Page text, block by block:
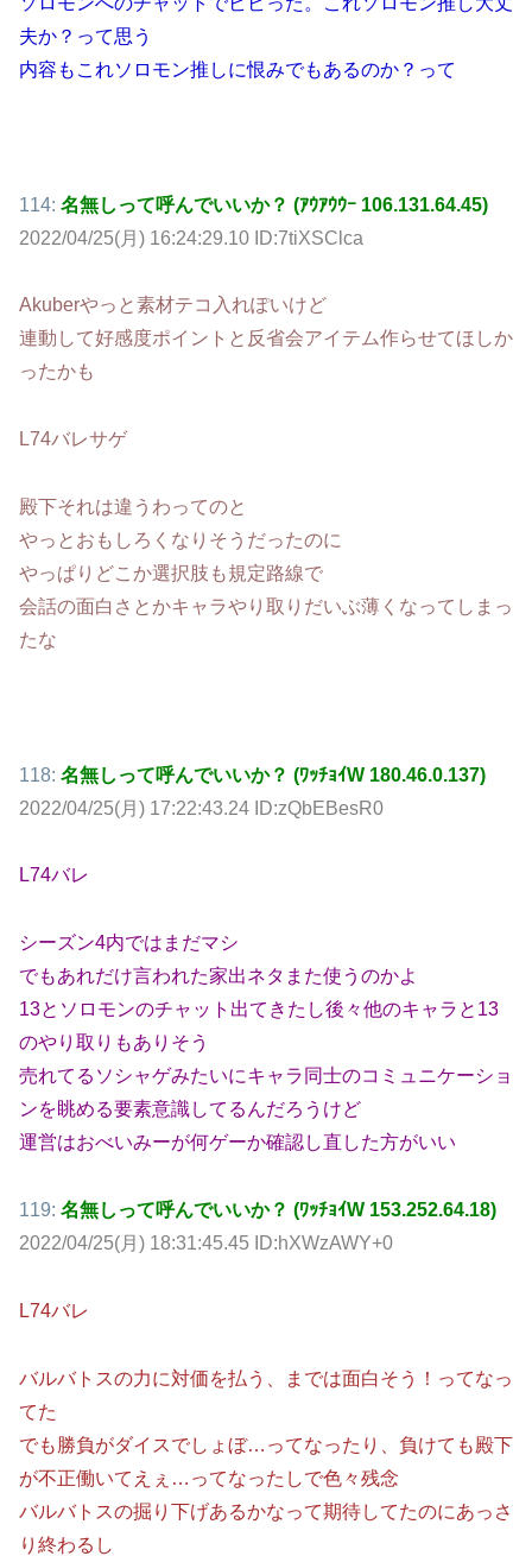
夫か？って思う
内容もこれソロモン推しに恨みでもあるのか？って
114: 名無しって呼んでいいか？ (ｱｳｱｳｳｰ 106.131.64.45)
2022/04/25(月) 16:24:29.10 ID:7tiXSClca
Akuberやっと素材テコ入れぽいけど
連動して好感度ポイントと反省会アイテム作らせてほしか
ったかも
L74バレサゲ
殿下それは違うわってのと
やっとおもしろくなりそうだったのに
やっぱりどこか選択肢も規定路線で
会話の面白さとかキャラやり取りだいぶ薄くなってしまっ
たな
118: 名無しって呼んでいいか？ (ﾜｯﾁｮｲW 180.46.0.137)
2022/04/25(月) 17:22:43.24 ID:zQbEBesR0
L74バレ
シーズン4内ではまだマシ
でもあれだけ言われた家出ネタまた使うのかよ
13とソロモンのチャット出てきたし後々他のキャラと13
のやり取りもありそう
売れてるソシャゲみたいにキャラ同士のコミュニケーショ
ンを眺める要素意識してるんだろうけど
運営はおべいみーが何ゲーか確認し直した方がいい
119: 名無しって呼んでいいか？ (ﾜｯﾁｮｲW 153.252.64.18)
2022/04/25(月) 18:31:45.45 ID:hXWzAWY+0
L74バレ
バルバトスの力に対価を払う、までは面白そう！ってなっ
てた
でも勝負がダイスでしょぼ…ってなったり、負けても殿下
が不正働いてえぇ…ってなったしで色々残念
バルバトスの掘り下げあるかなって期待してたのにあっさ
り終わるし